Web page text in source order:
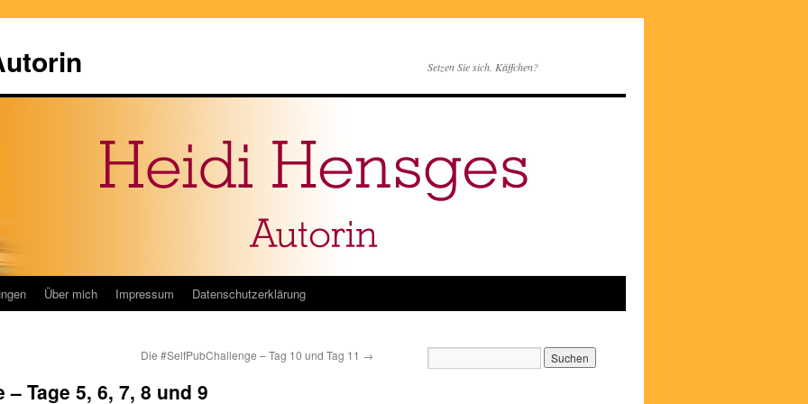
Setzen Sie sich. Käffchen?
Über mich Impressum Datenschutzerklärung
Die #SelfPubChallenge – Tag 10 und Tag 11 →
Tage 5, 6, 7, 8 und 9